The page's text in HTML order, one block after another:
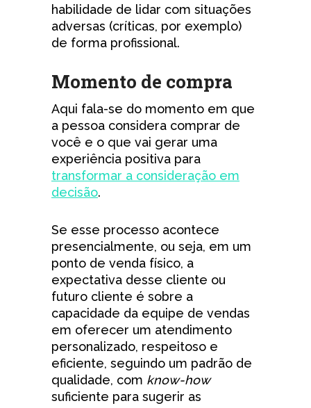
habilidade de lidar com situações
adversas (críticas, por exemplo)
de forma profissional.
Momento de compra
Aqui fala-se do momento em que
a pessoa considera comprar de
você e o que vai gerar uma
experiência positiva para
transformar a consideração em
decisão.
Se esse processo acontece
presencialmente, ou seja, em um
ponto de venda físico, a
expectativa desse cliente ou
futuro cliente é sobre a
capacidade da equipe de vendas
em oferecer um atendimento
personalizado, respeitoso e
eficiente, seguindo um padrão de
qualidade, com know-how
suficiente para sugerir as